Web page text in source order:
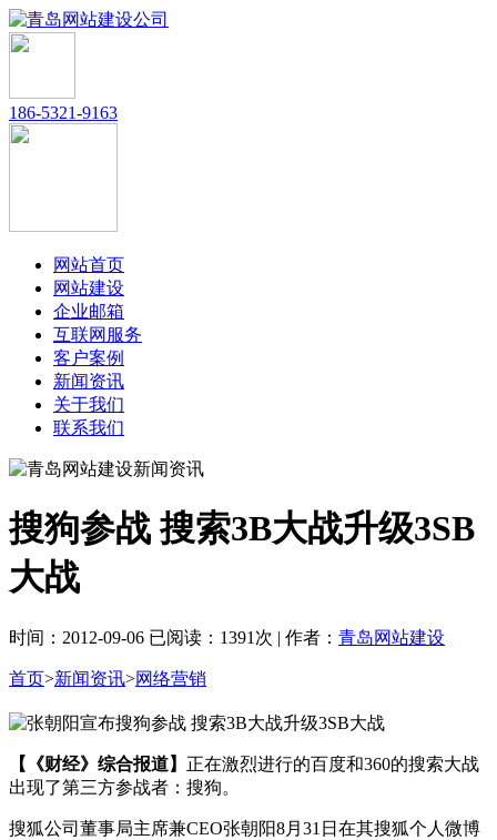
186-5321-9163
网站首页
网站建设
企业邮箱
互联网服务
客户案例
新闻资讯
关于我们
联系我们
搜狗参战 搜索3B大战升级3SB
大战
时间：2012-09-06 已阅读：1391次 | 作者： 青岛网站建设
首页>新闻资讯>网络营销
【《财经》综合报道】 正在激烈进行的百度和360的搜索大战
出现了第三方参战者：搜狗。
搜狐公司董事局主席兼CEO张朝阳8月31日在其搜狐个人微博